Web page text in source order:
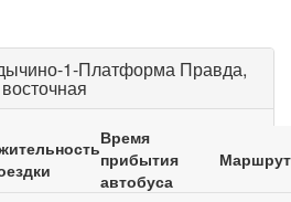
1-Платформа Правда,
восточная
Время
прибытия
автобуса
Маршрут